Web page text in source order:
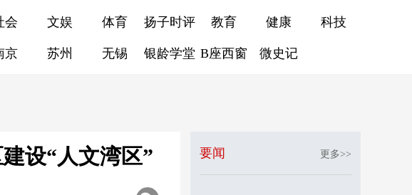
会 文娱 体育 扬子时评 教育 健康 科技
京 苏州 无锡 银龄学堂 B座西窗 微史记
设“人文湾区” 要闻 更多>>